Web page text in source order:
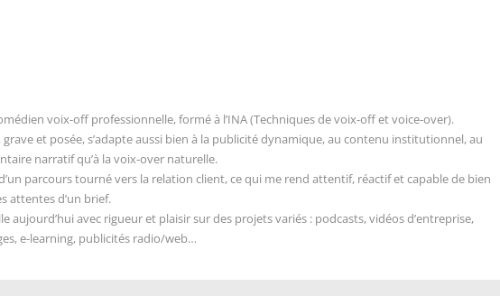
voix-off professionnelle, formé à l’INA (Techniques de voix-off et voice-over).
grave et posée, s’adapte aussi bien à la publicité dynamique,au contenu institutionnel, au
narratif qu’à la voix-over naturelle.
parcours tourné vers la relation client,ce qui me rend attentif, réactif et capable de bien
attentes d’un brief.
aujourd’hui avec rigueur et plaisir sur des projets variés : podcasts,vidéos d’entreprise,
,e-learning, publicités radio/web…